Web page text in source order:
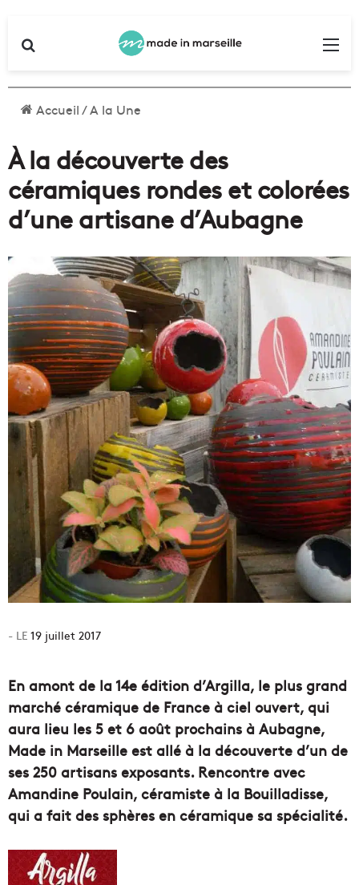
Accueil/A la Une
À la découverte des
céramiques rondes et colorées
d’une artisane d’Aubagne
19 juillet 2017
En amont de la 14e édition d’Argilla, le plus grand
marché céramique de France à ciel ouvert, qui
aura lieu les 5 et 6 août prochains à Aubagne,
Made in Marseille est allé à la découverte d’un de
ses 250 artisans exposants. Rencontre avec
Amandine Poulain, céramiste à la Bouilladisse,
qui a fait des sphères en céramique sa spécialité.